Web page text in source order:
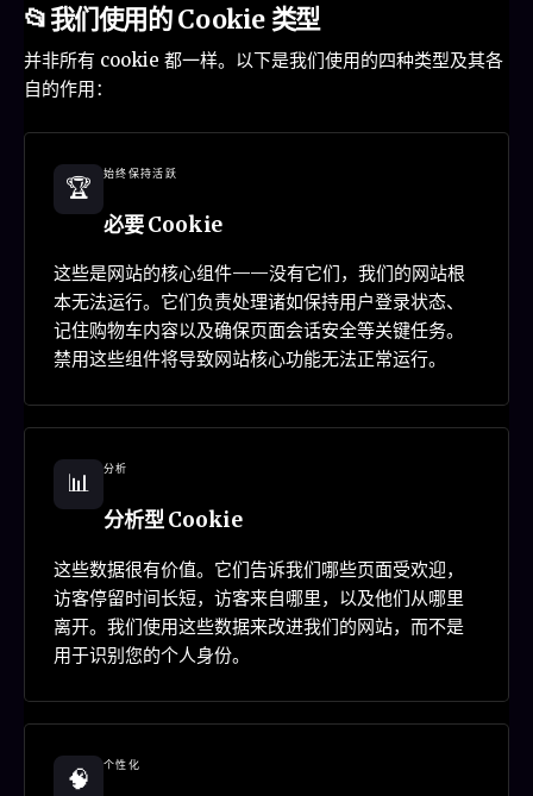
📂我们使用的 Cookie 类型
并非所有 cookie 都一样。以下是我们使用的四种类型及其各
自的作用：
🏆
始终保持活跃
必要 Cookie
这些是网站的核心组件——没有它们，我们的网站根
本无法运行。它们负责处理诸如保持用户登录状态、
记住购物车内容以及确保页面会话安全等关键任务。
禁用这些组件将导致网站核心功能无法正常运行。
📊
分析
分析型 Cookie
这些数据很有价值。它们告诉我们哪些页面受欢迎，
访客停留时间长短，访客来自哪里，以及他们从哪里
离开。我们使用这些数据来改进我们的网站，而不是
用于识别您的个人身份。
🧠
个性化